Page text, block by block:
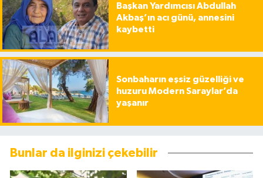
Başkan Yardımcısı Abdullah
Akbaş’ın acı günü, annesini
kaybetti
Sonbaharın eşsiz güzelliği ve
huzuru Modern Saraylar’da
yaşanır
Bunlar da ilginizi çekebilir